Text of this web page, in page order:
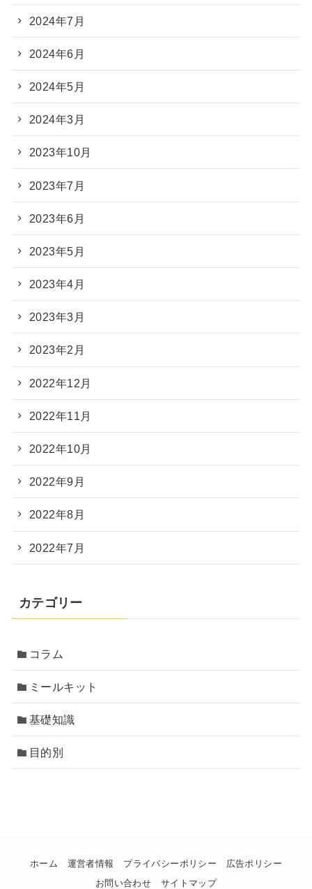
2024年7月
2024年6月
2024年5月
2024年3月
2023年10月
2023年7月
2023年6月
2023年5月
2023年4月
2023年3月
2023年2月
2022年12月
2022年11月
2022年10月
2022年9月
2022年8月
2022年7月
カテゴリー
コラム
ミールキット
基礎知識
目的別
ホーム 運営者情報 プライバシーポリシー
広告ポリシー
お問い合わせ
サイトマップ